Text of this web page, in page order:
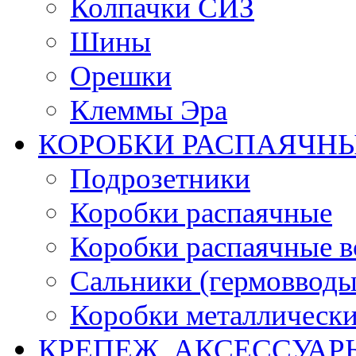
Колпачки СИЗ
Шины
Орешки
Клеммы Эра
КОРОБКИ
Подрозетники
Коробки распаячные
Коробки распаячные
Сальники
Коробки
КРЕПЕЖ,